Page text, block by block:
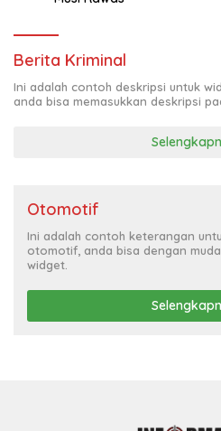
Berita Kriminal
Ini adalah contoh deskripsi untuk
anda bisa memasukkan deskripsi
Otomotif
Ini adalah contoh keterangan
otomotif, anda bisa dengan
widget.